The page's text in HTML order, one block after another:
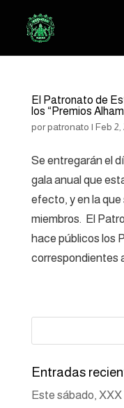
El Patronato de
los “Premios
porpatronato | Feb 2,
Se entregarán el
gala anual que
efecto, y en la que
miembros. El
hace públicos los
correspondientes
Entradas
Este sábado, XXX